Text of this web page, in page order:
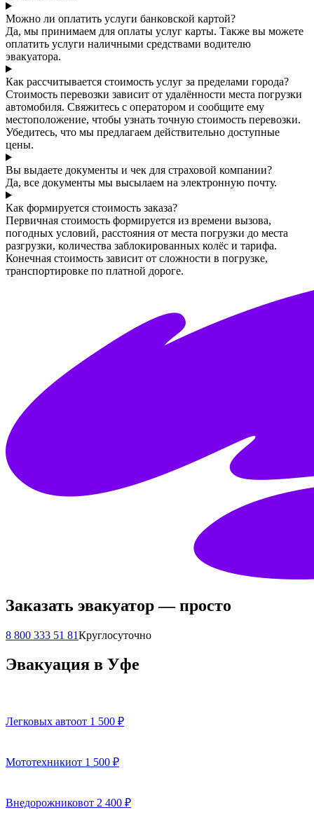
Можно ли оплатить услуги банковской картой?
Да, мы принимаем для оплаты услуг карты. Также вы можете
оплатить услуги наличными средствами водителю
эвакуатора.
Как рассчитывается стоимость услуг за пределами города?
Стоимость перевозки зависит от удалённости места погрузки
автомобиля. Свяжитесь с оператором и сообщите ему
местоположение, чтобы узнать точную стоимость перевозки.
Убедитесь, что мы предлагаем действительно доступные
цены.
Вы выдаете документы и чек для страховой компании?
Да, все документы мы высылаем на электронную почту.
Как формируется стоимость заказа?
Первичная стоимость формируется из времени вызова,
погодных условий, расстояния от места погрузки до места
разгрузки, количества заблокированных колёс и тарифа.
Конечная стоимость зависит от сложности в погрузке,
транспортировке по платной дороге.
Заказать эвакуатор — просто
8 800 333 51 81Круглосуточно
Эвакуация в Уфе
Легковых автоот 1 500 ₽
Мототехникиот 1 500 ₽
Внедорожниковот 2 400 ₽